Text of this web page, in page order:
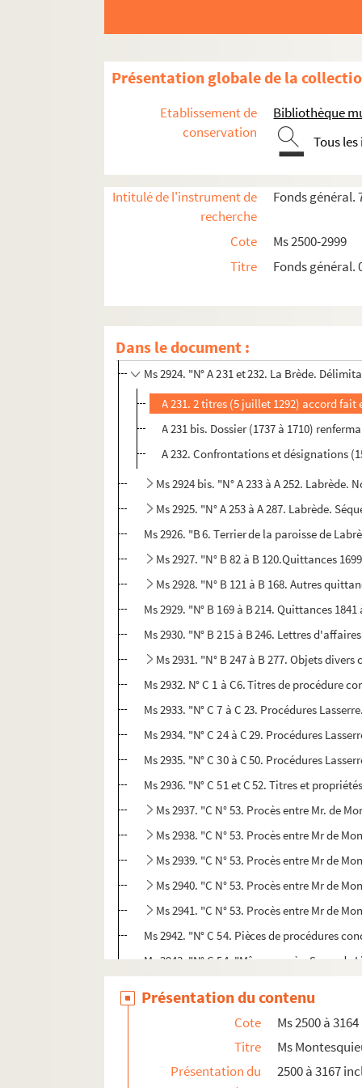
Présentation globale de la
Etablissement de
conservation
Bibliothèque
Tous
Intitulé de l'instrument de
recherche
Fonds général.
Cote
Ms 2500-2999
Titre
Fonds général.
Dans le document :
Ms 2912. "N° 3. Année 1848. Catalogue
Ms 2914. "Catalogue des titres de la
Ms 2915. "Repertoire des titres et papiers
Ms 2916. Classement et inventaire des
Ms 2917. "N° A 1 à A 56. Labrède.
Ms 2918. "N° A 57 à A 70. Labrède (un
Ms 2919. "Nos A 71 à A 107. Labrède
Ms 2920. "N° A 108 à A 126. Labrède
Ms 2922. "N° A 165 à A 189. Labrède. 7
Ms 2923. "N° A 190 à A 230. Ecluse de
Ms 2924. "N° A 231 et 232. La Brède.
A 231. 2 titres (5 juillet 1292) accord
A 231 bis. Dossier (1737 à 1710)
A 232. Confrontations et désignations
Ms 2924 bis. "N° A 233 à A 252.
Ms 2925. "N° A 253 à A 287. Labrède.
Ms 2926. "B 6. Terrier de la paroisse de
Ms 2927. "N° B 82 à B 120.Quittances
Ms 2928. "N° B 121 à B 168. Autres
Ms 2929. "N° B 169 à B 214. Quittances 1841
Ms 2930. "N° B 215 à B 246. Lettres
Ms 2931. "N° B 247 à B 277. Objets
Ms 2932. N° C 1 à C6. Titres de procédure
Ms 2933. "N° C 7 à C 23. Procédures
Ms 2934. "N° C 24 à C 29. Procédures
Ms 2935. "N° C 30 à C 50. Procédures
Ms 2936. "N° C 51 et C 52. Titres et
Ms 2937. "C N° 53. Procès entre Mr. de
Ms 2938. "C N° 53. Procès entre Mr de
Ms 2939. "C N° 53. Procès entre Mr de
Ms 2940. "C N° 53. Procès entre Mr de
Ms 2941. "C N° 53. Procès entre Mr de
Ms 2942. "N° C 54. Pièces de procédures
Ms 2943. "N° C 54. "Même procès. Seconde
Présentation du contenu
Cote
Ms 2500 à 3164
Titre
Ms
Présentation du
2500 à 3167